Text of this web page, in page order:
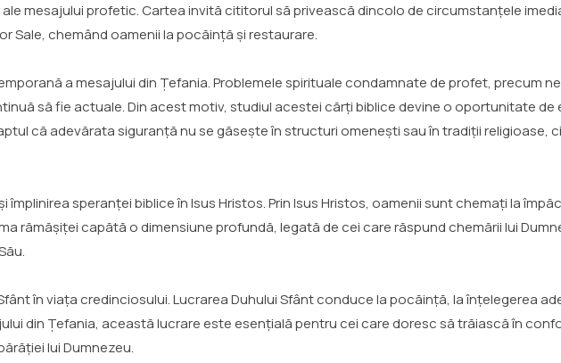
mesajului profetic. Cartea invită cititorul să privească dincolo de circumstanțele
Sale, chemând oamenii la pocăință și restaurare.
a mesajului din Țefania. Problemele spirituale condamnate de profet, precum
să fie actuale. Din acest motiv, studiul acestei cărți biblice devine o oportunitate de
că adevărata siguranță nu se găsește în structuri omenești sau în tradiții religioase,
speranței biblice în Isus Hristos. Prin Isus Hristos, oamenii sunt chemați la
rămășiței capătă o dimensiune profundă, legată de cei care răspund chemării lui
în viața credinciosului. Lucrarea Duhului Sfânt conduce la pocăință, la înțelegerea
din Țefania, această lucrare este esențială pentru cei care doresc să trăiască în
lui Dumnezeu.